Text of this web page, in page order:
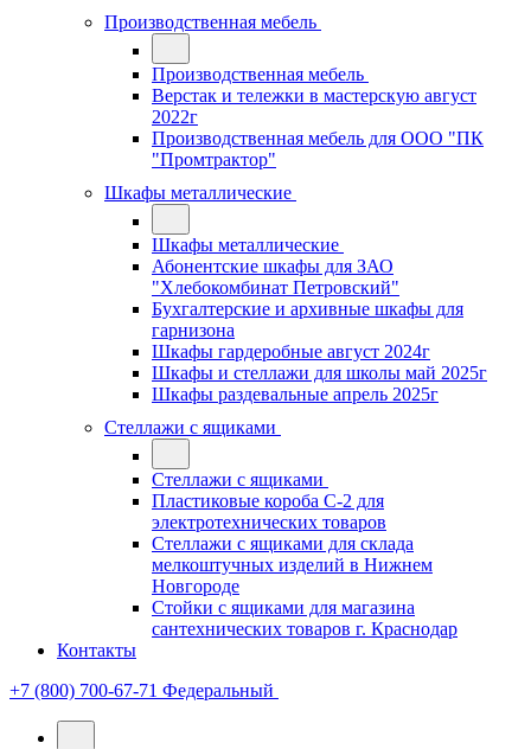
Производственная мебель
Производственная мебель
Верстак и тележки в мастерскую август
2022г
Производственная мебель для ООО "ПК
"Промтрактор"
Шкафы металлические
Шкафы металлические
Абонентские шкафы для ЗАО
"Хлебокомбинат Петровский"
Бухгалтерские и архивные шкафы для
гарнизона
Шкафы гардеробные август 2024г
Шкафы и стеллажи для школы май 2025г
Шкафы раздевальные апрель 2025г
Стеллажи с ящиками
Стеллажи с ящиками
Пластиковые короба С-2 для
электротехнических товаров
Стеллажи с ящиками для склада
мелкоштучных изделий в Нижнем
Новгороде
Стойки с ящиками для магазина
сантехнических товаров г. Краснодар
Контакты
+7 (800) 700-67-71 Федеральный